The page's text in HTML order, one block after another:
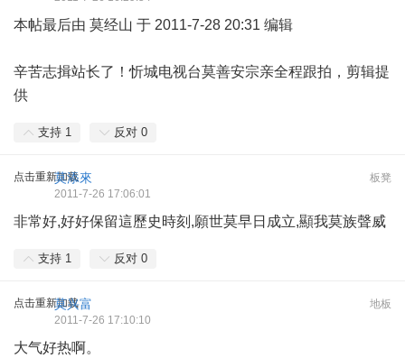
本帖最后由 莫经山 于 2011-7-28 20:31 编辑
辛苦志揖站长了！忻城电视台莫善安宗亲全程跟拍，剪辑提
供
支持 1 反对 0
点击重新加载 板凳
莫添來
2011-7-26 17:06:01
非常好,好好保留這歷史時刻,願世莫早日成立,顯我莫族聲威
支持 1 反对 0
点击重新加载 地板
莫兴富
2011-7-26 17:10:10
大气好热啊。